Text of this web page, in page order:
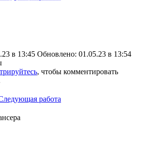
в 13:45 Обновлено: 01.05.23 в 13:54
, чтобы комментировать
работа